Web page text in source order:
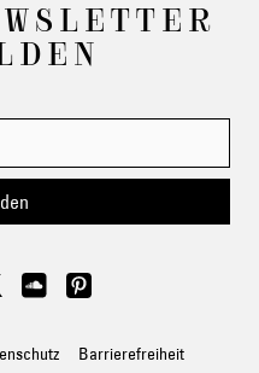
Barrierefreiheit